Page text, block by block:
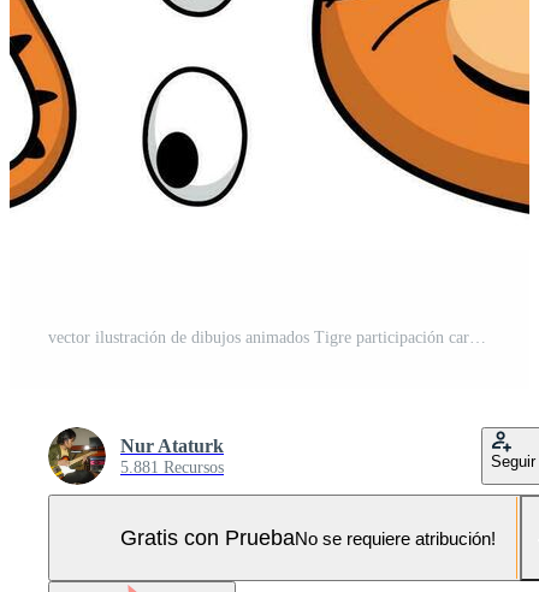
vector ilustración de dibujos animados Tigre participación carne. separar y pegar Pro Vector y Pro SVG
Nur Ataturk
5.881 Recursos Seguir
Gratis con PruebaNo se requiere atribución!